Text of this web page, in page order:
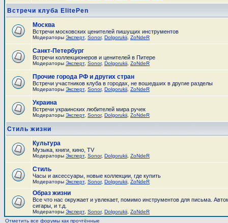
Встречи клуба ElitePen
Москва
Встречи московских ценителей пишущих инструментов
Модераторы Эксперт, Sonor, Dolgorukii ZoNdeR
Санкт-Петербург
Встречи коллекционеров и ценителей в Питере
Модераторы Эксперт, Sonor, Dolgorukii ZoNdeR
Прочие города РФ и других стран
Встречи участников клуба в городах, не вошедших в другие разделы
Модераторы Эксперт, Sonor, Dolgorukii ZoNdeR
Украина
Встречи украинских любителей мира ручек
Модераторы Эксперт, Sonor, Dolgorukii ZoNdeR
Стиль жизни
Культура
Музыка, книги, кино, TV
Модераторы Эксперт, Sonor, Dolgorukii ZoNdeR
Стиль
Часы и аксесcуары, новые коллекции, где купить
Модераторы Эксперт, Sonor, Dolgorukii ZoNdeR
Образ жизни
Все что нас окружает и увлекает, помимо инструментов для письма.
сигары, и т.д.
Модераторы Эксперт, Sonor, Dolgorukii ZoNdeR
Отметить все форумы как прочтённые